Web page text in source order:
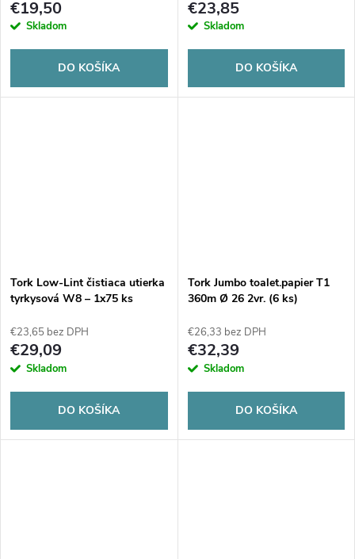
€19,50
Skladom
DO KOŠÍKA
€23,85
Skladom
DO KOŠÍKA
Tork Low-Lint čistiaca utierka
tyrkysová W8 – 1x75 ks
€23,65 bez DPH
€29,09
Skladom
DO KOŠÍKA
Tork Jumbo toalet.papier T1
360m Ø​ 26 2vr. (6 ks)
€26,33 bez DPH
€32,39
Skladom
DO KOŠÍKA